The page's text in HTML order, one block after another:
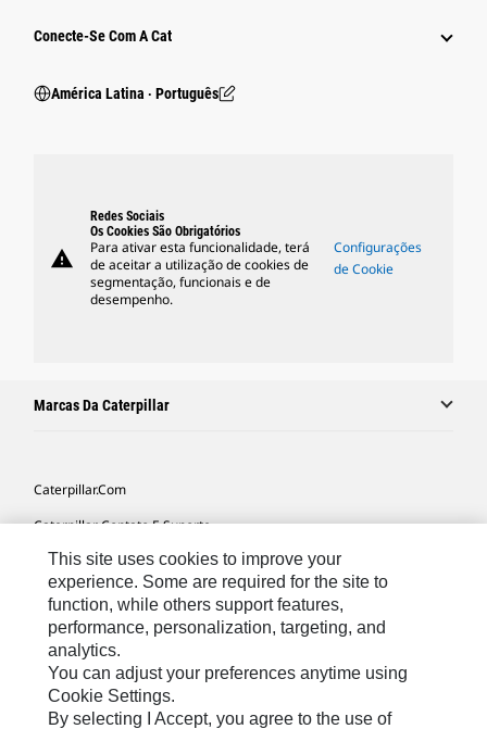
Conecte-Se Com A Cat
América Latina ‧ Português
warning
Redes Sociais
Os Cookies São Obrigatórios
Para ativar esta funcionalidade, terá
de aceitar a utilização de cookies de
segmentação, funcionais e de
desempenho.
Configurações
de Cookie
Marcas Da Caterpillar
Caterpillar.com
Caterpillar Contato E Suporte
Minhas Preferências De Marketing
Mapa Do Local
Cookie Settings
Legal
Privacidade
This site uses cookies to improve your
experience. Some are required for the site to
function, while others support features,
performance, personalization, targeting, and
analytics.
You can adjust your preferences anytime using
Cookie Settings.
By selecting I Accept, you agree to the use of